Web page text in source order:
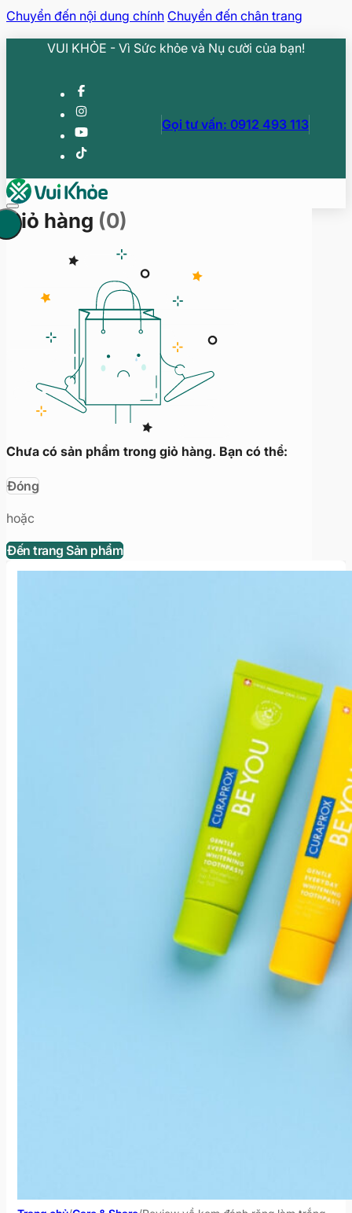
Chuyển đến nội dung chính Chuyển đến chân trang
VUI KHỎE - Vì Sức khỏe và Nụ cười của bạn!
Gọi tư vấn: 0912 493 113
Giỏ hàng (0)
Chưa có sản phẩm trong giỏ hàng. Bạn có thể:
Đóng
hoặc
Đến trang Sản phẩm